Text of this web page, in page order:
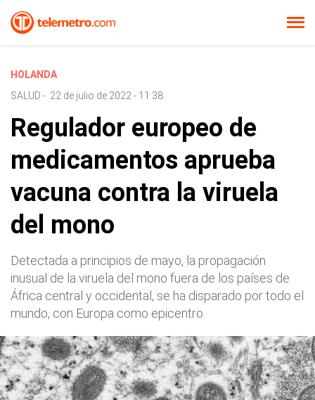
HOLANDA
SALUD - 22 de julio de 2022 - 11:38
Regulador europeo de
medicamentos aprueba
vacuna contra la viruela
del mono
Detectada a principios de mayo, la propagación
inusual de la viruela del mono fuera de los países de
África central y occidental, se ha disparado por todo el
mundo, con Europa como epicentro.